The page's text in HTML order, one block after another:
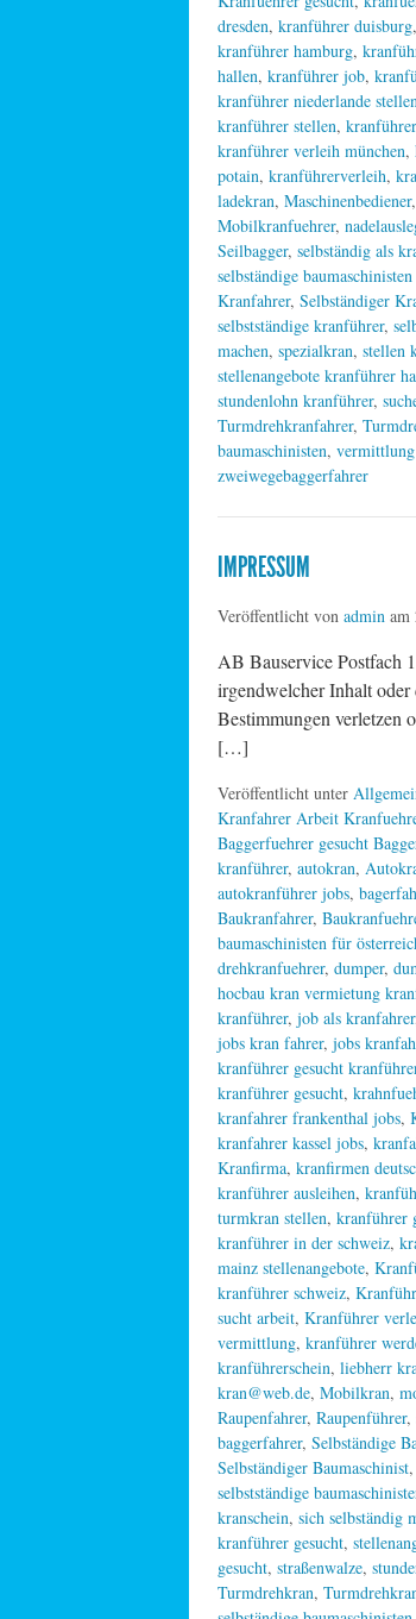
dresden, kranführer duisburg,
kranführer hamburg,
hallen, kranführer job,
kranführer niederlande
kranführer stellen,
kranführer verleih münchen,
potain, kranführerverleih,
ladekran, Maschinenbediener,
Mobilkranfuehrer,
Seilbagger, selbständig als
selbständige
Kranfahrer, Selbständiger
selbstständige kranführer,
machen, spezialkran, stellen
stellenangebote kranführer
stundenlohn kranführer,
Turmdrehkranfahrer,
baumaschinisten, vermittlung
zweiwegebaggerfahrer
IMPRESSUM
Veröffentlicht von admin am
AB Bauservice Postfach
irgendwelcher Inhalt oder
Bestimmungen verletzen
[…]
Veröffentlicht unter
Kranfahrer Arbeit
Baggerfuehrer gesucht
kranführer, autokran,
autokranführer jobs,
Baukranfahrer,
baumaschinisten für
drehkranfuehrer, dumper,
hocbau kran vermietung
kranführer, job als kranfahrer,
jobs kran fahrer, jobs
kranführer gesucht
kranführer gesucht,
kranfahrer frankenthal jobs,
kranfahrer kassel jobs,
Kranfirma, kranfirmen
kranführer ausleihen,
turmkran stellen, kranführer
kranführer in der schweiz,
mainz stellenangebote,
kranführer schweiz,
sucht arbeit, Kranführer
vermittlung, kranführer
kranführerschein, liebherr
kran@web.de, Mobilkran,
Raupenfahrer, Raupenführer,
baggerfahrer, Selbständige
Selbständiger Baumaschinist,
selbstständige
kranschein, sich selbständig
kranführer gesucht,
gesucht, straßenwalze,
Turmdrehkran,